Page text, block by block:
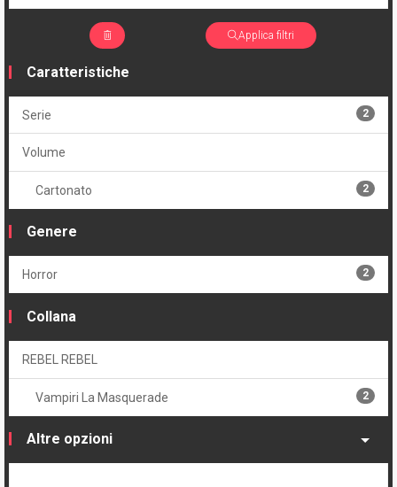
Applica filtri
Caratteristiche
Serie 2
Volume
Cartonato 2
Genere
Horror 2
Collana
REBEL REBEL
Vampiri La Masquerade 2
Altre opzioni